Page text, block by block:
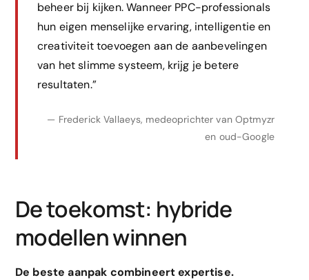
beheer bij kijken. Wanneer PPC-professionals
hun eigen menselijke ervaring, intelligentie en
creativiteit toevoegen aan de aanbevelingen
van het slimme systeem, krijg je betere
resultaten.”
— Frederick Vallaeys, medeoprichter van Optmyzr
en oud-Google
De toekomst: hybride
modellen winnen
De beste aanpak combineert expertise.